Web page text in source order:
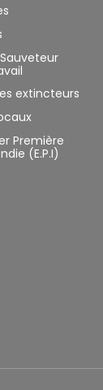
extincteurs
Première
(E.P.I)